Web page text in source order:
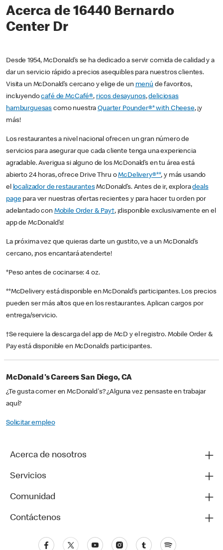
Acerca de 16440 Bernardo
Center Dr
Desde 1954, McDonald’s se ha dedicado a servir comida de calidad y a
dar un servicio rápido a precios asequibles para nuestros clientes.
Visita un McDonald’s cercano y elige de un menú de favoritos,
incluyendocafé de McCafé®, ricos desayunos,deliciosas
hamburguesas como nuestraQuarter Pounder®* with Cheese, ¡y
más!
Los restaurantes a nivel nacional ofrecen un gran número de
servicios para asegurar que cada cliente tenga una experiencia
agradable. Averigua si alguno de los McDonald’s en tu área está
abierto 24 horas, ofrece Drive Thru oMcDelivery®**, y más usando
el localizador de restaurantesMcDonald’s. Antes de ir, exploradeals
pagepara ver nuestras ofertas recientes y para hacer tu orden por
adelantado con Mobile Order & Pay†, ¡disponible exclusivamente en el
app de McDonald’s!
La próxima vez que quieras darte un gustito, ve a un McDonald’s
cercano, ¡nos encantará atenderte!
*Peso antes de cocinarse: 4 oz.
**McDelivery está disponible en McDonald’s participantes. Los precios
pueden ser más altos que en los restaurantes. Aplican cargos por
entrega/servicio.
†Se requiere la descarga del app de McD y el registro. Mobile Order &
Pay está disponible en McDonald’s participantes.
McDonald's Careers San Diego, CA
¿Te gusta comer en McDonald's? ¿Alguna vez pensaste en trabajar
aquí?
Solicitar empleo
Acerca de nosotros
Servicios
Comunidad
Contáctenos